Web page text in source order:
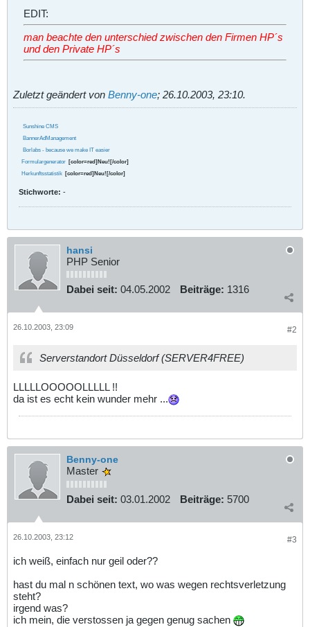
EDIT:
man beachte den unterschied zwischen den Firmen HP´s
und den Private HP´s
Zuletzt geändert von Benny-one; 26.10.2003, 23:10.
Sunshine CMS
BannerAdManagement
Borlabs - because we make IT easier
Formulargenerator [color=red]Neu![/color]
Herkunftsstatistik [color=red]Neu![/color]
Stichworte: -
hansi
PHP Senior
Dabei seit: 04.05.2002 Beiträge: 1316
#2
26.10.2003, 23:09
Serverstandort Düsseldorf (SERVER4FREE)
LLLLLOOOOOLLLLL !!
da ist es echt kein wunder mehr ...
Benny-one
Master
Dabei seit: 03.01.2002 Beiträge: 5700
#3
26.10.2003, 23:12
ich weiß, einfach nur geil oder??
hast du mal n schönen text, wo was wegen rechtsverletzung
steht?
irgend was?
ich mein, die verstossen ja gegen genug sachen